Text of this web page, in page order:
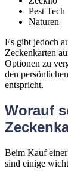
Pest Tech
Naturen
Es gibt jedoch
Zeckenkarten
Optionen zu
den
entspricht.
Worauf
Beim Kauf
sind einige